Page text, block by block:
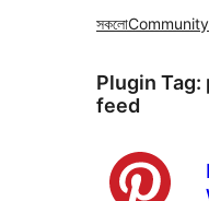
সকলোCommunity
Plugin Tag:
feed